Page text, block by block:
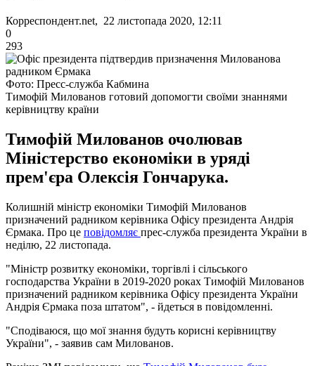
Корреспондент.net, 22 листопада 2020, 12:11
0
293
Фото: Пресс-служба Кабмина
Тимофій Милованов готовий допомогти своїми знаннями
керівництву країни
Тимофій Милованов очолював
Міністерство економіки в уряді
прем'єра Олексія Гончарука.
Колишній міністр економіки Тимофій Милованов
призначений радником керівника Офісу президента Андрія
Єрмака. Про це повідомляє прес-служба президента України в
неділю, 22 листопада.
"Міністр розвитку економіки, торгівлі і сільського
господарства України в 2019-2020 роках Тимофій Милованов
призначений радником керівника Офісу президента України
Андрія Єрмака поза штатом", - йдеться в повідомленні.
"Сподіваюся, що мої знання будуть корисні керівництву
України", - заявив сам Милованов.